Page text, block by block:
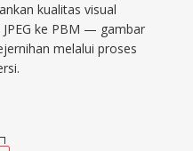
kualitas visual
ke PBM — gambar
melalui proses